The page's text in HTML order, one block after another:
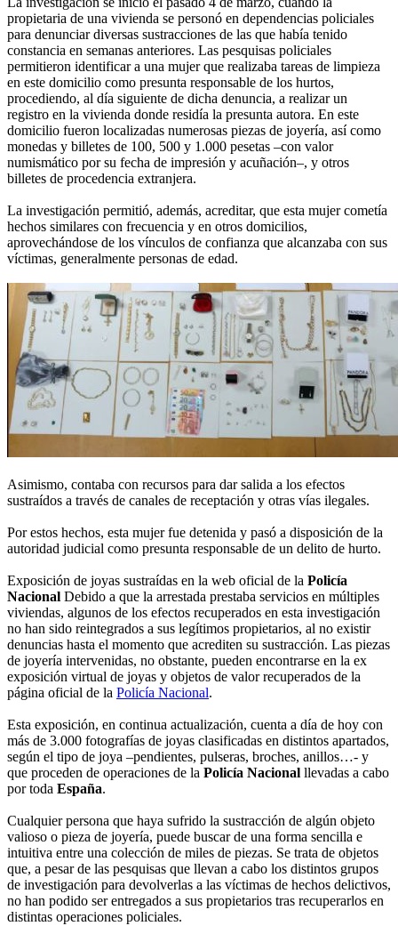
propietaria de una vivienda se personó en dependencias policiales
para denunciar diversas sustracciones de las que había tenido
constancia en semanas anteriores. Las pesquisas policiales
permitieron identificar a una mujer que realizaba tareas de limpieza
en este domicilio como presunta responsable de los hurtos,
procediendo, al día siguiente de dicha denuncia, a realizar un
registro en la vivienda donde residía la presunta autora. En este
domicilio fueron localizadas numerosas piezas de joyería, así como
monedas y billetes de 100, 500 y 1.000 pesetas –con valor
numismático por su fecha de impresión y acuñación–, y otros
billetes de procedencia extranjera.
La investigación permitió, además, acreditar, que esta mujer cometía
hechos similares con frecuencia y en otros domicilios,
aprovechándose de los vínculos de confianza que alcanzaba con sus
víctimas, generalmente personas de edad.
Asimismo, contaba con recursos para dar salida a los efectos
sustraídos a través de canales de receptación y otras vías ilegales.
Por estos hechos, esta mujer fue detenida y pasó a disposición de la
autoridad judicial como presunta responsable de un delito de hurto.
Exposición de joyas sustraídas en la web oficial de la Policía
Nacional Debido a que la arrestada prestaba servicios en múltiples
viviendas, algunos de los efectos recuperados en esta investigación
no han sido reintegrados a sus legítimos propietarios, al no existir
denuncias hasta el momento que acrediten su sustracción. Las piezas
de joyería intervenidas, no obstante, pueden encontrarse en la ex
exposición virtual de joyas y objetos de valor recuperados de la
página oficial de la Policía Nacional.
Esta exposición, en continua actualización, cuenta a día de hoy con
más de 3.000 fotografías de joyas clasificadas en distintos apartados,
según el tipo de joya –pendientes, pulseras, broches, anillos…- y
que proceden de operaciones de la Policía Nacional llevadas a cabo
por toda España.
Cualquier persona que haya sufrido la sustracción de algún objeto
valioso o pieza de joyería, puede buscar de una forma sencilla e
intuitiva entre una colección de miles de piezas. Se trata de objetos
que, a pesar de las pesquisas que llevan a cabo los distintos grupos
de investigación para devolverlas a las víctimas de hechos delictivos,
no han podido ser entregados a sus propietarios tras recuperarlos en
distintas operaciones policiales.